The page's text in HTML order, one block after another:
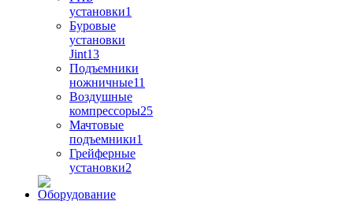
установки1
Буровые
установки
Jint13
Подъемники
ножничные11
Воздушные
компрессоры25
Мачтовые
подъемники1
Грейферные
установки2